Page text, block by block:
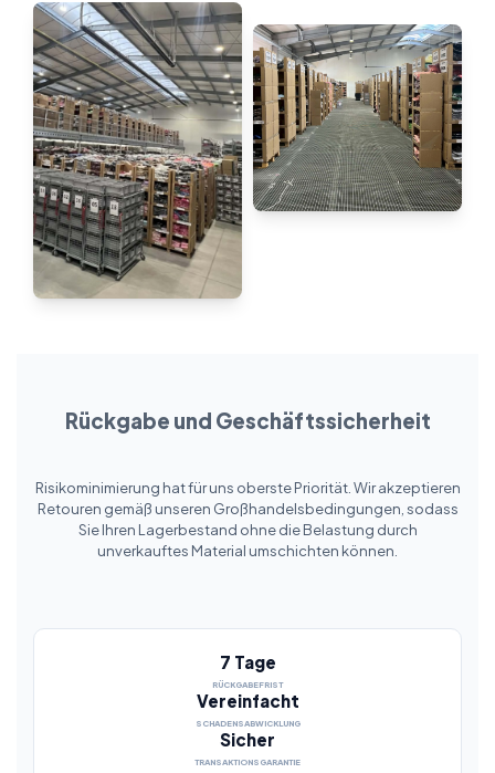
Rückgabe und Geschäftssicherheit
Risikominimierung hat für uns oberste Priorität. Wir akzeptieren
Retouren gemäß unseren Großhandelsbedingungen, sodass
Sie Ihren Lagerbestand ohne die Belastung durch
unverkauftes Material umschichten können.
7 Tage
RÜCKGABEFRIST
Vereinfacht
SCHADENSABWICKLUNG
Sicher
TRANSAKTIONSGARANTIE